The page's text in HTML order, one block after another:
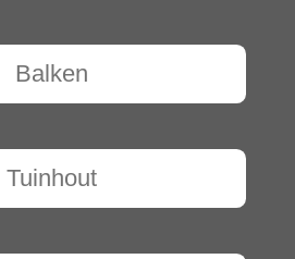
Balken
Tuinhout